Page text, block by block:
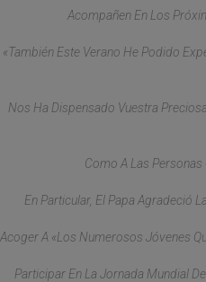
Acompañen En Los
«También Este Verano He Podido
Nos Ha Dispensado Vuestra
Como A Las Personas
En Particular, El Papa Agradeció
Acoger A «los Numerosos Jóvenes
Participar En La Jornada Mundial